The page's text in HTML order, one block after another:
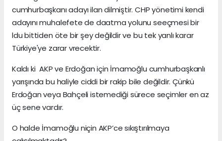
cumhurbaşkanı adayı ilan dilmiştir. CHP yönetimi kendi
adayını muhalefete de daatma yolunu seeçmesi bir
ldu bittiden öte bir şey değildir ve bu tek yanlı karar
Türkiye'ye zarar vrecektir.
Kaldı ki AKP ve Erdoğan için İmamoğlu cumhurbaşkanlı
yarışında bu haliyle ciddi bir rakip bile değildir. Çünkü
Erdoğan veya Bahçeli istemediği sürece seçimler en az
üç sene vardır.
O halde İmamoğlu niçin AKP’ce sıkıştırılmaya